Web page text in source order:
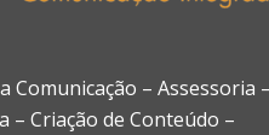
Comunicação – Assessoria –
– Criação de Conteúdo –